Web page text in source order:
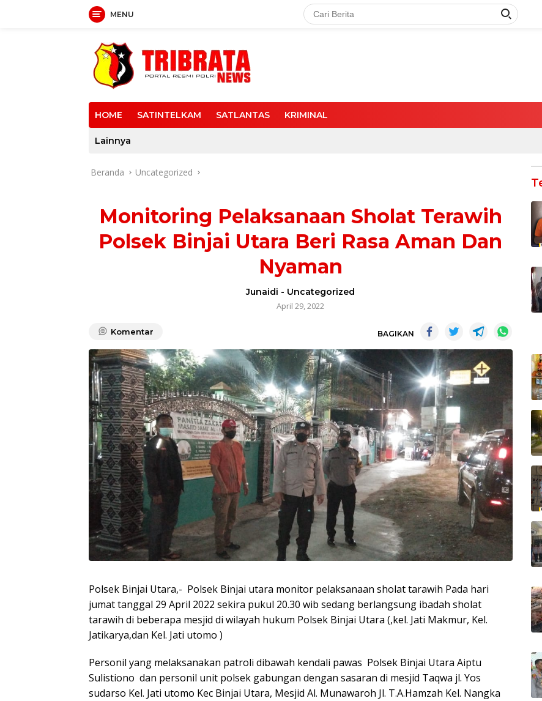
MENU
HOME SATINTELKAM SATLANTAS KRIMINAL
Lainnya
Beranda Uncategorized
Monitoring Pelaksanaan Sholat Terawih
Polsek Binjai Utara Beri Rasa Aman Dan
Nyaman
Junaidi - Uncategorized
April 29, 2022
Komentar BAGIKAN
Polsek Binjai Utara,- Polsek Binjai utara monitor pelaksanaan sholat tarawih Pada hari
jumat tanggal 29 April 2022 sekira pukul 20.30 wib sedang berlangsung ibadah sholat
tarawih di beberapa mesjid di wilayah hukum Polsek Binjai Utara (,kel. Jati Makmur, Kel.
Jatikarya,dan Kel. Jati utomo )
Personil yang melaksanakan patroli dibawah kendali pawas Polsek Binjai Utara Aiptu
Sulistiono dan personil unit polsek gabungan dengan sasaran di mesjid Taqwa jl. Yos
sudarso Kel. Jati utomo Kec Binjai Utara, Mesjid Al. Munawaroh Jl. T.A.Hamzah Kel. Nangka